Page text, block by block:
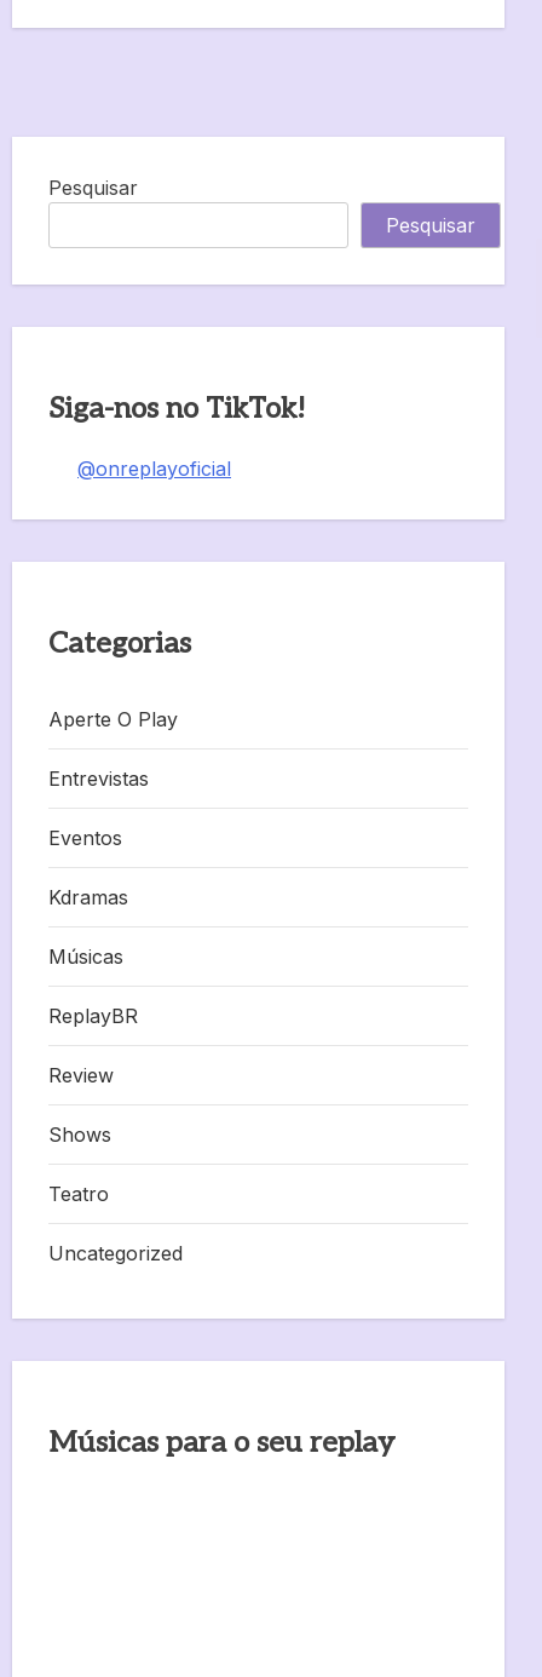
Pesquisar
Pesquisar
Siga-nos no TikTok!
@onreplayoficial
Categorias
Aperte O Play
Entrevistas
Eventos
Kdramas
Músicas
ReplayBR
Review
Shows
Teatro
Uncategorized
Músicas para o seu replay